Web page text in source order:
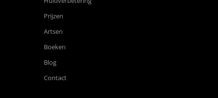
Prijzen
Artsen
Boeken
Blog
Contact